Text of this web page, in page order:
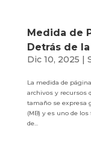
Medida de
Detrás de
Dic 10, 2025 |
La medida de
archivos y recursos
tamaño se expresa
(MB) y es uno de
de...